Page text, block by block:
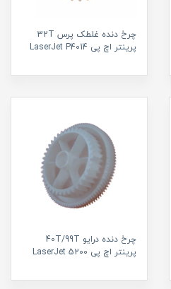
چرخ دنده غلطک پرس 32T
پرینتر اچ پی LaserJet P4014
چرخ دنده درایو 40T/99T
پرینتر اچ پی LaserJet 5200